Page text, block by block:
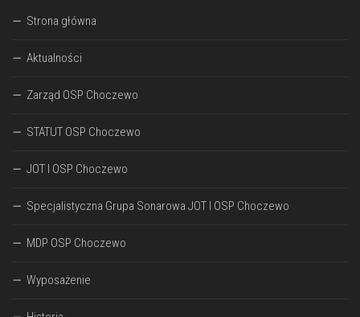
Strona główna
Aktualności
Zarząd OSP Choczewo
STATUT OSP Choczewo
JOT I OSP Choczewo
Specjalistyczna Grupa Sonarowa JOT I OSP Choczewo
MDP OSP Choczewo
Wyposażenie